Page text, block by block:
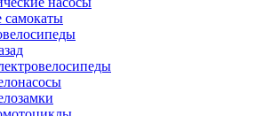
самокаты